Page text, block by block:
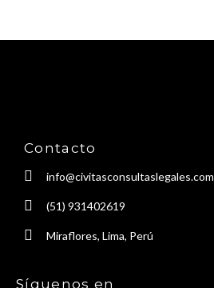
Contacto
info@civitasconsultaslegales.com
(51) 931402619
Miraflores, Lima, Perú
Síguenos en